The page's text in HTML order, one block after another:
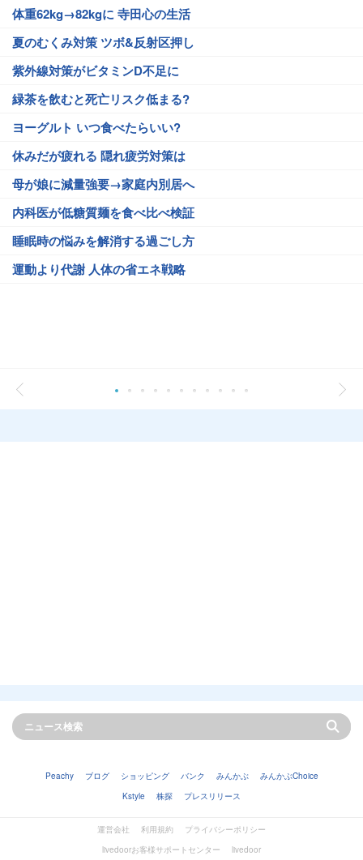
体重62kg→82kgに 寺田心の生活
夏のむくみ対策 ツボ&反射区押し
紫外線対策がビタミンD不足に
緑茶を飲むと死亡リスク低まる?
ヨーグルト いつ食べたらいい?
休みだが疲れる 隠れ疲労対策は
母が娘に減量強要→家庭内別居へ
内科医が低糖質麺を食べ比べ検証
睡眠時の悩みを解消する過ごし方
運動より代謝 人体の省エネ戦略
Peachy ブログ ショッピング バンク みんかぶ
みんかぶChoice
Kstyle
株探 プレスリリース
運営会社 利用規約
プライバシーポリシー
livedoorお客様サポートセンター
livedoor